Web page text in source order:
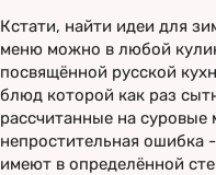
Кстати, найти идеи для
меню можно в любой
посвящённой русской
блюд которой как раз
рассчитанные на
непростительная ошибка
имеют в определённой